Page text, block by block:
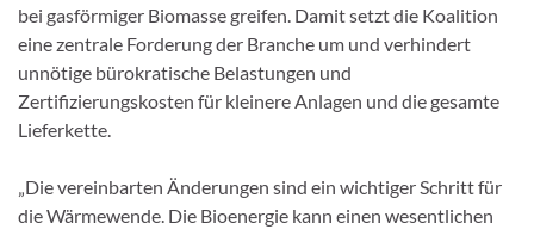
bei gasförmiger Biomasse greifen. Damit setzt die Koalition
eine zentrale Forderung der Branche um und verhindert
unnötige bürokratische Belastungen und
Zertifizierungskosten für kleinere Anlagen und die gesamte
Lieferkette.
„Die vereinbarten Änderungen sind ein wichtiger Schritt für
die Wärmewende. Die Bioenergie kann einen wesentlichen